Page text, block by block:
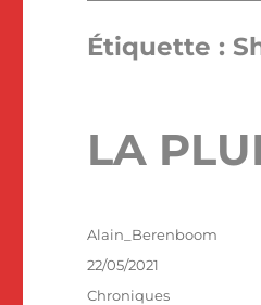
Étiquette :
LA
Auteur
Alain_Berenboom
Publié
le
22/05/2021
Catégories
Chroniques